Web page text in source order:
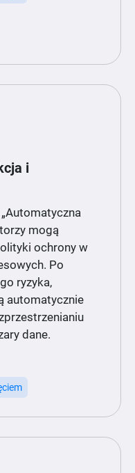
i
mogą
ochrony w
Po
ryzyka,
automatycznie
dane.